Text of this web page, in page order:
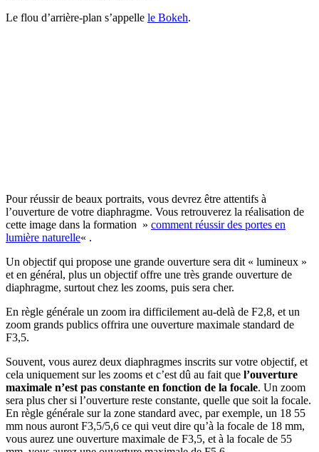
Le flou d’arrière-plan s’appelle le Bokeh.
Pour réussir de beaux portraits, vous devrez être attentifs à
l’ouverture de votre diaphragme. Vous retrouverez la réalisation de
cette image dans la formation » comment réussir des portes en
lumière naturelle« .
Un objectif qui propose une grande ouverture sera dit « lumineux »
et en général, plus un objectif offre une très grande ouverture de
diaphragme, surtout chez les zooms, puis sera cher.
En règle générale un zoom ira difficilement au-delà de F2,8, et un
zoom grands publics offrira une ouverture maximale standard de
F3,5.
Souvent, vous aurez deux diaphragmes inscrits sur votre objectif, et
cela uniquement sur les zooms et c’est dû au fait que l’ouverture
maximale n’est pas constante en fonction de la focale. Un zoom
sera plus cher si l’ouverture reste constante, quelle que soit la focale.
En règle générale sur la zone standard avec, par exemple, un 18 55
mm nous auront F3,5/5,6 ce qui veut dire qu’à la focale de 18 mm,
vous aurez une ouverture maximale de F3,5, et à la focale de 55